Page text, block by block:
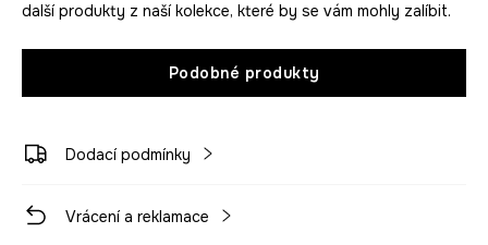
další produkty z naší kolekce, které by se vám mohly zalíbit.
Podobné produkty
Dodací podmínky
Vrácení a reklamace